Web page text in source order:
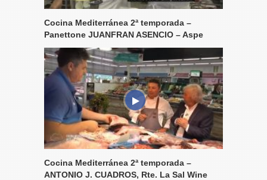
Cocina Mediterránea 2ª temporada –
Panettone JUANFRAN ASENCIO – Aspe
Cocina Mediterránea 2ª temporada –
ANTONIO J. CUADROS, Rte. La Sal Wine